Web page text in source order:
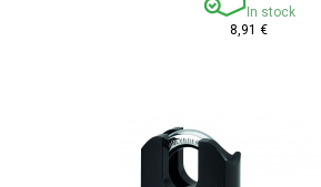
In stock
8,91 €